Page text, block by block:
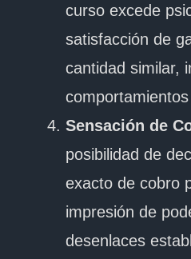
curso excede
satisfacción de
cantidad similar,
Sensación de
posibilidad de
exacto de cobro
impresión de
desenlaces